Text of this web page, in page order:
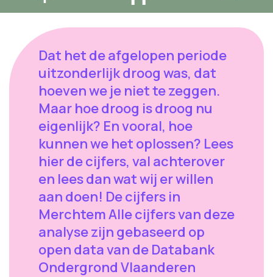
Dat het de afgelopen periode
uitzonderlijk droog was, dat
hoeven we je niet te zeggen.
Maar hoe droog is droog nu
eigenlijk? En vooral, hoe
kunnen we het oplossen? Lees
hier de cijfers, val achterover
en lees dan wat wij er willen
aan doen! De cijfers in
Merchtem Alle cijfers van deze
analyse zijn gebaseerd op
open data van de Databank
Ondergrond Vlaanderen